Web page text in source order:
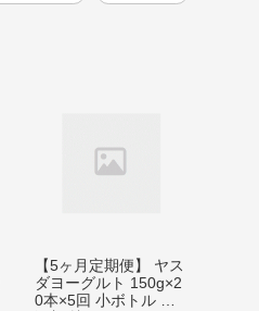
【5ヶ月定期便】 ヤス
ダヨーグルト 150g×2
0本×5回 小ボトル 無